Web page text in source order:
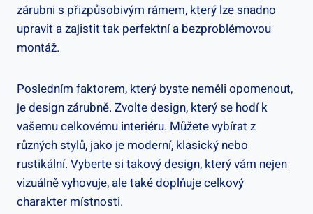
zárubni s přizpůsobivým rámem, který lze snadno
upravit a zajistit tak perfektní a bezproblémovou
montáž.
Posledním faktorem, který byste neměli opomenout,
je design zárubně. Zvolte design, který se hodí k
vašemu celkovému interiéru. Můžete vybírat z
různých stylů, jako je moderní, klasický nebo
rustikální. Vyberte si takový design, který vám nejen
vizuálně vyhovuje, ale také doplňuje celkový
charakter místnosti.